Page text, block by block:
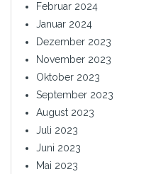
Februar 2024
Januar 2024
Dezember 2023
November 2023
Oktober 2023
September 2023
August 2023
Juli 2023
Juni 2023
Mai 2023